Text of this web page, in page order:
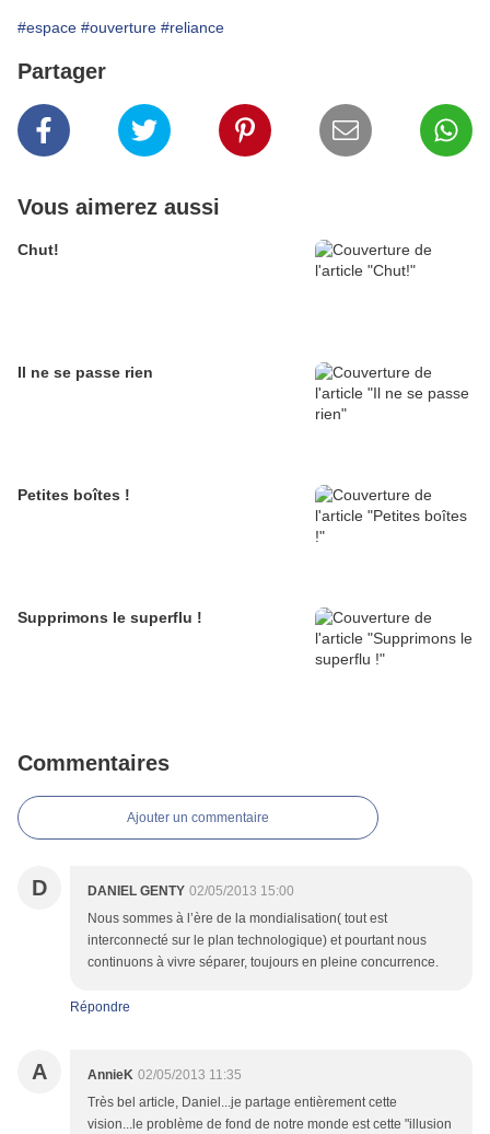
#espace #ouverture #reliance
Partager
Vous aimerez aussi
Chut!
Il ne se passe rien
Petites boîtes !
Supprimons le superflu !
Commentaires
Ajouter un commentaire
D DANIEL GENTY 02/05/2013 15:00
Nous sommes à l’ère de la mondialisation( tout est
interconnecté sur le plan technologique) et pourtant nous
continuons à vivre séparer, toujours en pleine concurrence.
Répondre
A AnnieK 02/05/2013 11:35
Très bel article, Daniel...je partage entièrement cette
vision...le problème de fond de notre monde est cette "illusion